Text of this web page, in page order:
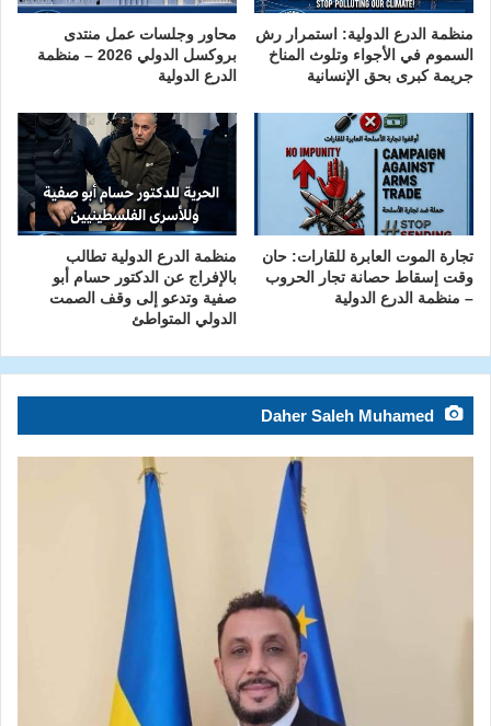
منظمة الدرع الدولية: استمرار رش
السموم في الأجواء وتلوث المناخ
جريمة كبرى بحق الإنسانية
محاور وجلسات عمل منتدى
بروكسل الدولي 2026 – منظمة
الدرع الدولية
تجارة الموت العابرة للقارات: حان
وقت إسقاط حصانة تجار الحروب
– منظمة الدرع الدولية
منظمة الدرع الدولية تطالب
بالإفراج عن الدكتور حسام أبو
صفية وتدعو إلى وقف الصمت
الدولي المتواطئ
Daher Saleh Muhamed